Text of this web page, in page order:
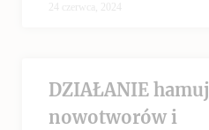
24 czerwca, 2024
DZIAŁANIE
nowotworów i